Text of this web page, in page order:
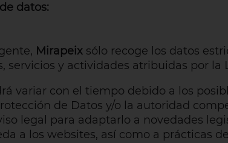
datos:
Mirapeix sólo recoge los datos
y actividades atribuidas por la
variar con el tiempo debido a los
de Datos y/o la autoridad
legal para adaptarlo a novedades
a los websites, así como a prácticas